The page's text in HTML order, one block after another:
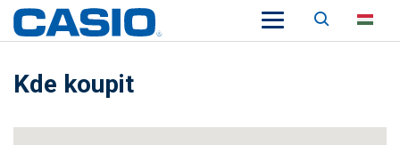
Keresés
Kde koupit